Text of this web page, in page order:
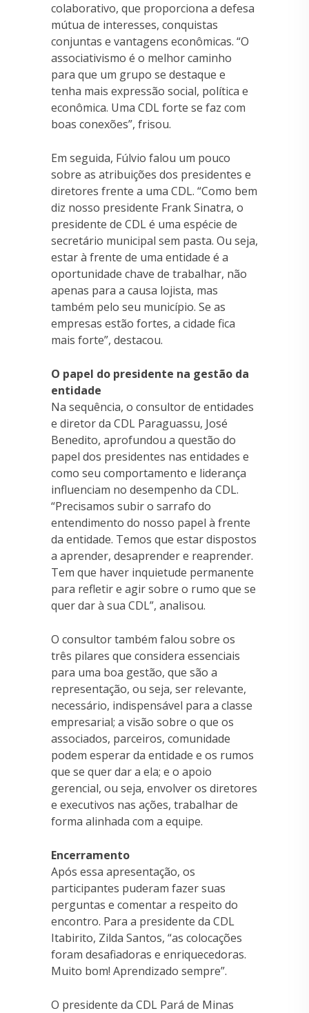
colaborativo, que proporciona a defesa
mútua de interesses, conquistas
conjuntas e vantagens econômicas. “O
associativismo é o melhor caminho
para que um grupo se destaque e
tenha mais expressão social, política e
econômica. Uma CDL forte se faz com
boas conexões”, frisou.
Em seguida, Fúlvio falou um pouco
sobre as atribuições dos presidentes e
diretores frente a uma CDL. “Como bem
diz nosso presidente Frank Sinatra, o
presidente de CDL é uma espécie de
secretário municipal sem pasta. Ou seja,
estar à frente de uma entidade é a
oportunidade chave de trabalhar, não
apenas para a causa lojista, mas
também pelo seu município. Se as
empresas estão fortes, a cidade fica
mais forte”, destacou.
O papel do presidente na gestão da
entidade
Na sequência, o consultor de entidades
e diretor da CDL Paraguassu, José
Benedito, aprofundou a questão do
papel dos presidentes nas entidades e
como seu comportamento e liderança
influenciam no desempenho da CDL.
“Precisamos subir o sarrafo do
entendimento do nosso papel à frente
da entidade. Temos que estar dispostos
a aprender, desaprender e reaprender.
Tem que haver inquietude permanente
para refletir e agir sobre o rumo que se
quer dar à sua CDL”, analisou.
O consultor também falou sobre os
três pilares que considera essenciais
para uma boa gestão, que são a
representação, ou seja, ser relevante,
necessário, indispensável para a classe
empresarial; a visão sobre o que os
associados, parceiros, comunidade
podem esperar da entidade e os rumos
que se quer dar a ela; e o apoio
gerencial, ou seja, envolver os diretores
e executivos nas ações, trabalhar de
forma alinhada com a equipe.
Encerramento
Após essa apresentação, os
participantes puderam fazer suas
perguntas e comentar a respeito do
encontro. Para a presidente da CDL
Itabirito, Zilda Santos, “as colocações
foram desafiadoras e enriquecedoras.
Muito bom! Aprendizado sempre”.
O presidente da CDL Pará de Minas